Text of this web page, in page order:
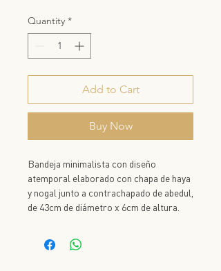
Quantity *
Add to Cart
Buy Now
Bandeja minimalista con diseño
atemporal elaborado con chapa de haya
y nogal junto a contrachapado de abedul,
de 43cm de diámetro x 6cm de altura.